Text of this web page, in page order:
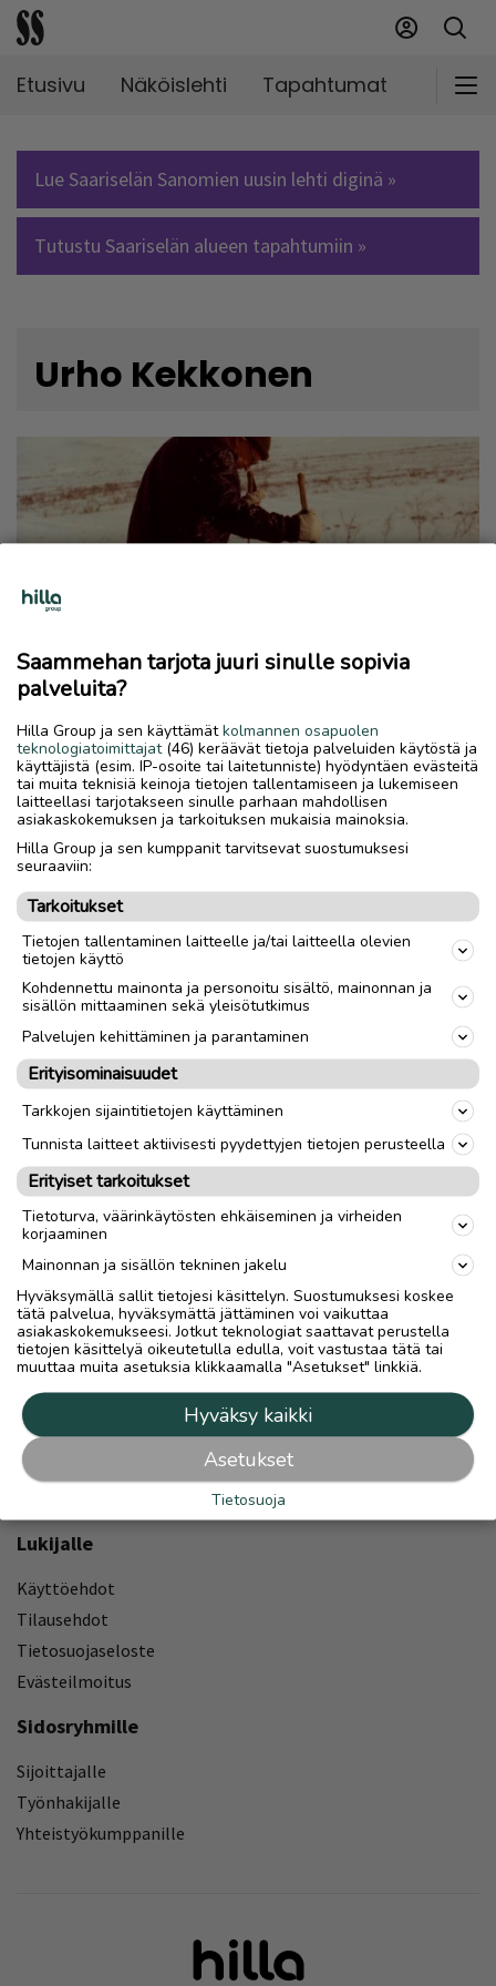
Etusivu Näköislehti Tapahtumat
Lue Saariselän Sanomien uusin lehti diginä »
Tutustu Saariselän alueen tapahtumiin »
Urho Kekkonen
Urho Kekkonen hiihteli Anterissa
kevättalvella 1956 - Kovakuntoinen
presidentti teki satojen kilometrien
hiihtoretken pitkin itärajaa
KOTIMAA8.9.2024
Takaisin ylös
Hilla Group Oyj
Rantakatu 10 / PL 45
Puh: 020 750 4469
Tuottajan yhteystiedot
Medianvapausasetus
Tietosuojalauseke
Tietosuojakuvaus
Tietosuoja-asetukset
Mainostajalle
Mainostajalle
Mediatiedot
Lukijalle
Käyttöehdot
Tilausehdot
Tietosuojaseloste
Evästeilmoitus
Sidosryhmille
Sijoittajalle
Työnhakijalle
Yhteistyökumppanille
Saammehan tarjota juuri sinulle sopivia
palveluita?
Hilla Group ja sen käyttämätkolmannen osapuolen
teknologiatoimittajat(46) keräävät tietoja palveluiden käytöstä ja
käyttäjistä (esim. IP-osoite tai laitetunniste) hyödyntäen evästeitä
tai muita teknisiä keinoja tietojen tallentamiseen ja lukemiseen
laitteellasi tarjotakseen sinulle parhaan mahdollisen
asiakaskokemuksen ja tarkoituksen mukaisia mainoksia.
Hilla Group ja sen kumppanit tarvitsevat suostumuksesi
seuraaviin:
Tarkoitukset
Tietojen tallentaminen laitteelle ja/tai laitteella olevien
tietojen käyttö
Kohdennettu mainonta ja personoitu sisältö, mainonnan ja
sisällön mittaaminen sekä yleisötutkimus
Palvelujen kehittäminen ja parantaminen
Erityisominaisuudet
Tarkkojen sijaintitietojen käyttäminen
Tunnista laitteet aktiivisesti pyydettyjen tietojen perusteella
Erityiset tarkoitukset
Tietoturva, väärinkäytösten ehkäiseminen ja virheiden
korjaaminen
Mainonnan ja sisällön tekninen jakelu
Hyväksymällä sallit tietojesi käsittelyn. Suostumuksesi koskee
tätä palvelua, hyväksymättä jättäminen voi vaikuttaa
asiakaskokemukseesi. Jotkut teknologiat saattavat perustella
tietojen käsittelyä oikeutetulla edulla, voit vastustaa tätä tai
muuttaa muita asetuksia klikkaamalla "Asetukset" linkkiä.
Hyväksy kaikki
Asetukset
Tietosuoja